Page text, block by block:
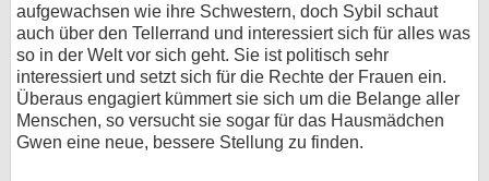
aufgewachsen wie ihre Schwestern, doch Sybil schaut
auch über den Tellerrand und interessiert sich für alles was
so in der Welt vor sich geht. Sie ist politisch sehr
interessiert und setzt sich für die Rechte der Frauen ein.
Überaus engagiert kümmert sie sich um die Belange aller
Menschen, so versucht sie sogar für das Hausmädchen
Gwen eine neue, bessere Stellung zu finden.